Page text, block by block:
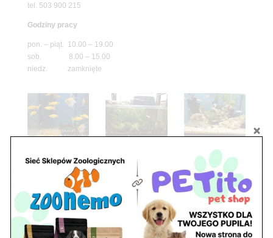
tel. 503 900 215
Godziny pracy
pon. – piąt. 10.00 – 19.00
sob. 8.00 – 15.00
niedz. zamknięte